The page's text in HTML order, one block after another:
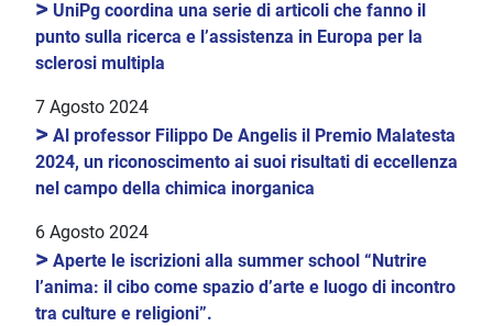
> UniPg coordina una serie di articoli che fanno il
punto sulla ricerca e l’assistenza in Europa per la
sclerosi multipla
7 Agosto 2024
> Al professor Filippo De Angelis il Premio Malatesta
2024, un riconoscimento ai suoi risultati di eccellenza
nel campo della chimica inorganica
6 Agosto 2024
> Aperte le iscrizioni alla summer school “Nutrire
l’anima: il cibo come spazio d’arte e luogo di incontro
tra culture e religioni”.